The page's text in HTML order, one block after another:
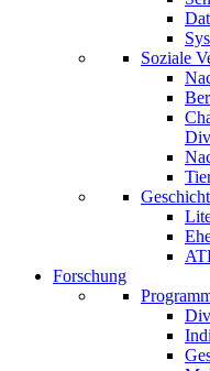
Soziale
Forschung